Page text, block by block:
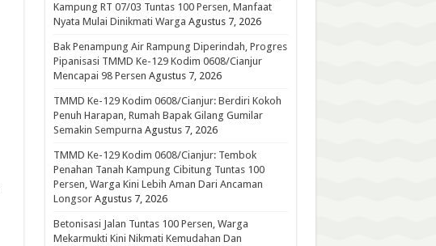
Kampung RT 07/03 Tuntas 100 Persen, Manfaat
Nyata Mulai Dinikmati Warga Agustus 7, 2026
Bak Penampung Air Rampung Diperindah, Progres
Pipanisasi TMMD Ke-129 Kodim 0608/Cianjur
Mencapai 98 Persen Agustus 7, 2026
TMMD Ke-129 Kodim 0608/Cianjur: Berdiri Kokoh
Penuh Harapan, Rumah Bapak Gilang Gumilar
Semakin Sempurna Agustus 7, 2026
TMMD Ke-129 Kodim 0608/Cianjur: Tembok
Penahan Tanah Kampung Cibitung Tuntas 100
Persen, Warga Kini Lebih Aman Dari Ancaman
Longsor Agustus 7, 2026
Betonisasi Jalan Tuntas 100 Persen, Warga
Mekarmukti Kini Nikmati Kemudahan Dan